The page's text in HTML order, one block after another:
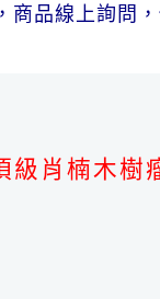
商品線上詢問
級肖楠木樹